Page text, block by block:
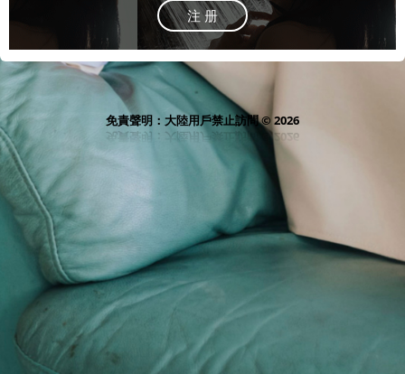
注 册
免責聲明：大陸用戶禁止訪問 © 2026